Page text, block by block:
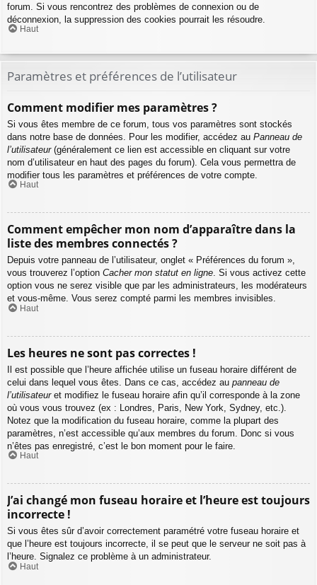
forum. Si vous rencontrez des problèmes de connexion ou de
déconnexion, la suppression des cookies pourrait les résoudre.
Haut
Paramètres et préférences de l’utilisateur
Comment modifier mes paramètres ?
Si vous êtes membre de ce forum, tous vos paramètres sont stockés
dans notre base de données. Pour les modifier, accédez au Panneau de
l’utilisateur(généralement ce lien est accessible en cliquant sur votre
nom d’utilisateur en haut des pages du forum). Cela vous permettra de
modifier tous les paramètres et préférences de votre compte.
Haut
Comment empêcher mon nom d’apparaître dans la
liste des membres connectés ?
Depuis votre panneau de l’utilisateur, onglet « Préférences du forum »,
vous trouverez l’option Cacher mon statut en ligne. Si vous activez cette
option vous ne serez visible que par les administrateurs, les modérateurs
et vous-même. Vous serez compté parmi les membres invisibles.
Haut
Les heures ne sont pas correctes !
Il est possible que l’heure affichée utilise un fuseau horaire différent de
celui dans lequel vous êtes. Dans ce cas, accédez au panneau de
l’utilisateuret modifiez le fuseau horaire afin qu’il corresponde à la zone
où vous vous trouvez (ex : Londres, Paris, New York, Sydney, etc.).
Notez que la modification du fuseau horaire, comme la plupart des
paramètres, n’est accessible qu’aux membres du forum. Donc si vous
n’êtes pas enregistré, c’est le bon moment pour le faire.
Haut
J’ai changé mon fuseau horaire et l’heure est toujours
incorrecte !
Si vous êtes sûr d’avoir correctement paramétré votre fuseau horaire et
que l’heure est toujours incorrecte, il se peut que le serveur ne soit pas à
l’heure. Signalez ce problème à un administrateur.
Haut